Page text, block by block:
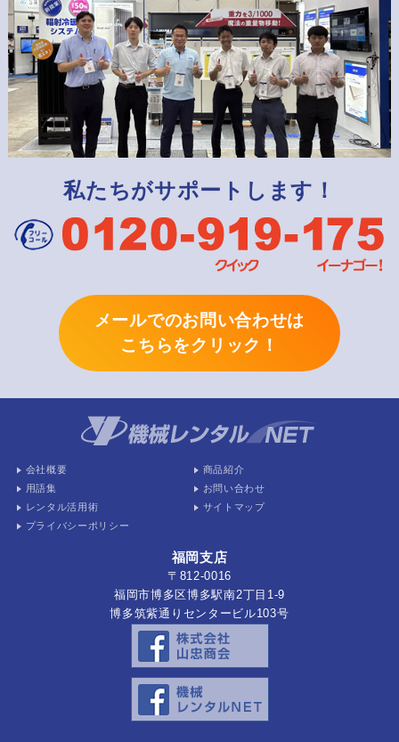
私たちがサポートします！
メールでのお問い合わせは
こちらをクリック！
会社概要
商品紹介
用語集
お問い合わせ
レンタル活用術
サイトマップ
プライバシーポリシー
福岡支店
〒812-0016
福岡市博多区博多駅南2丁目1-9
博多筑紫通りセンタービル103号